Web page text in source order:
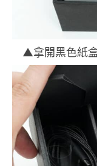
▲拿開黑色紙